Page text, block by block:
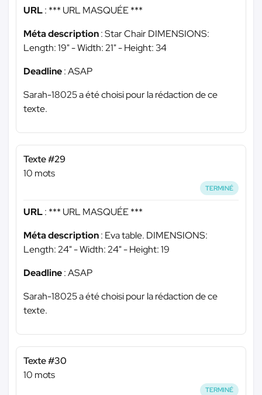
URL: *** URL MASQUÉE ***
Méta description: Star Chair DIMENSIONS:
Length: 19" - Width: 21" - Height: 34
Deadline: ASAP
Sarah-18025 a été choisi pour la rédaction de ce
texte.
Texte #29
10 mots
TERMINÉ
URL: *** URL MASQUÉE ***
Méta description: Eva table. DIMENSIONS:
Length: 24" - Width: 24" - Height: 19
Deadline: ASAP
Sarah-18025 a été choisi pour la rédaction de ce
texte.
Texte #30
10 mots
TERMINÉ